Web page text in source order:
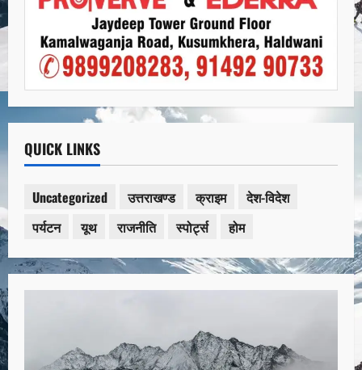
QUICK LINKS
Uncategorized उत्तराखण्ड क्राइम
देश-विदेश
पर्यटन
यूथ राजनीति स्पोर्ट्स होम